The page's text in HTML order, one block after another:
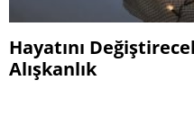
Hayatını
Alışkanlık